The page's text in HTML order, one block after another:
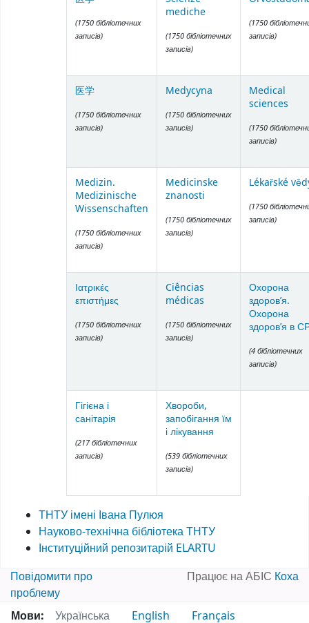
ТНТУ імені Івана Пулюя
Науково-технічна бібліотека ТНТУ
Інституційний репозитарій ELARTU
(1750 бібліотечних
записів)
mediche
(1750 бібліотечних
записів)
(1750
записів)
医学
(1750 бібліотечних
записів)
Medycyna
(1750 бібліотечних
записів)
Medical
sciences
(1750
записів)
Medizin.
Medizinische
Wissenschaften
(1750 бібліотечних
записів)
Medicinske
znanosti
(1750 бібліотечних
записів)
Lékařské
(1750
записів)
Ιατρικές
επιστήμες
(1750 бібліотечних
записів)
Ciências
médicas
(1750 бібліотечних
записів)
Охорона
здоров’я.
Охорона
здоров’я в
(4 бібліотечних
записів)
Гігієна і
санітарія
(217 бібліотечних
записів)
Хвороби,
запобігання їм
і лікування
(539 бібліотечних
записів)
Повідомити про
проблему
Працює на АБІС Коха
Мови: Українська English Français